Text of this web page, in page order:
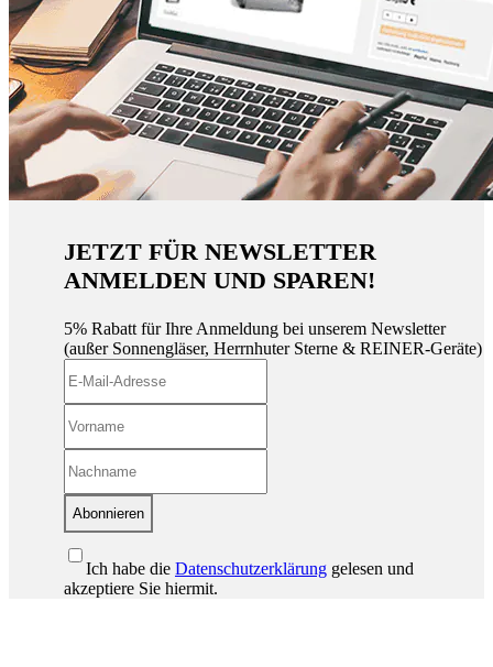
JETZT FÜR NEWSLETTER
ANMELDEN UND SPAREN!
5% Rabatt für Ihre Anmeldung bei unserem Newsletter
(außer Sonnengläser, Herrnhuter Sterne & REINER-Geräte)
Abonnieren
Ich habe die Datenschutzerklärung gelesen und
akzeptiere Sie hiermit.